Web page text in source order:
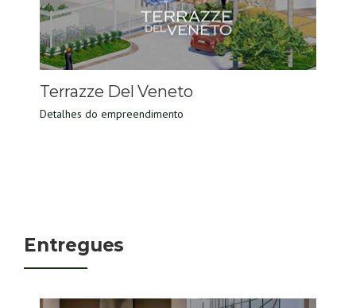
Terrazze Del Veneto
Detalhes do empreendimento
Entregues